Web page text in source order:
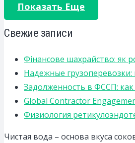
Показать Еще
Свежие записи
Фінансове шахрайство: як
Надежные
Задолженность в ФССП:
Global Contractor
Физиология
Чистая вода – основа вкуса